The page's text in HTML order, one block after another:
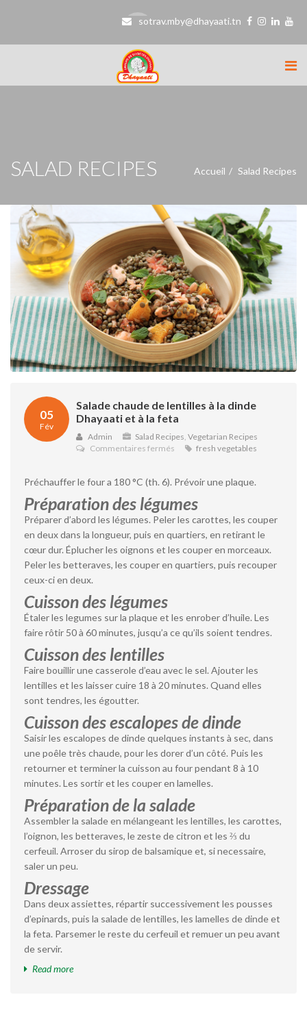
sotrav.mby@dhayaati.tn
SALAD RECIPES Accueil Salad Recipes
05
Fév
Salade chaude de lentilles à la dinde
Dhayaati et à la feta
Admin Salad Recipes Vegetarian Recipes
Commentaires fermés sur
de
à
la
Dhayaati
et
à
fresh vegetables
Préchauffer le four a 180 °C (th. 6). Prévoir une plaque.
Préparation des légumes
Préparer d’abord les légumes. Peler les carottes, les couper
en deux dans la longueur, puis en quartiers, en retirant le
cœur dur. Éplucher les oignons et les couper en morceaux.
Peler les betteraves, les couper en quartiers, puis recouper
ceux-ci en deux.
Cuisson des légumes
Étaler les legumes sur la plaque et les enrober d’huile. Les
faire rôtir 50 à 60 minutes, jusqu’a ce qu’ils soient tendres.
Cuisson des lentilles
Faire bouillir une casserole d’eau avec le sel. Ajouter les
lentilles et les laisser cuire 18 à 20 minutes. Quand elles
sont tendres, les égoutter.
Cuisson des escalopes de dinde
Saisir les escalopes de dinde quelques instants à sec, dans
une poêle très chaude, pour les dorer d’un côté. Puis les
retourner et terminer la cuisson au four pendant 8 à 10
minutes. Les sortir et les couper en lamelles.
Préparation de la salade
Assembler la salade en mélangeant les lentilles, les carottes,
l’oignon, les betteraves, le zeste de citron et les ⅔ du
cerfeuil. Arroser du sirop de balsamique et, si necessaire,
saler un peu.
Dressage
Dans deux assiettes, répartir successivement les pousses
d’epinards, puis la salade de lentilles, les lamelles de dinde et
la feta. Parsemer le reste du cerfeuil et remuer un peu avant
de servir.
Read more